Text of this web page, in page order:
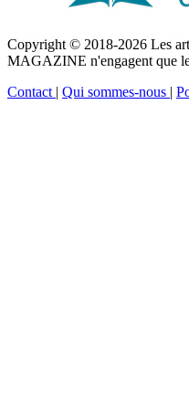
Copyright © 2018-2026 Les
MAGAZINE n'engagent que
Contact | Qui sommes-nous |